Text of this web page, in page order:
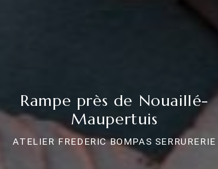
Rampe près de Nouaillé-
Maupertuis
ATELIER FREDERIC BOMPAS SERRURERIE